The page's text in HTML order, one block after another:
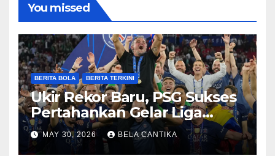
You missed
BERITA BOLA BERITA TERKINI
Ukir Rekor Baru, PSG Sukses
Pertahankan Gelar Liga
Champions
MAY 30, 2026 BELA CANTIKA